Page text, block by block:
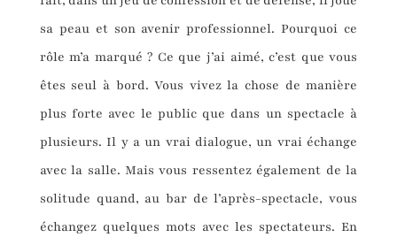
sa peau et son avenir professionnel. Pourquoi ce
rôle m’a marqué ? Ce que j’ai aimé, c’est que vous
êtes seul à bord. Vous vivez la chose de manière
plus forte avec le public que dans un spectacle à
plusieurs. Il y a un vrai dialogue, un vrai échange
avec la salle. Mais vous ressentez également de la
solitude quand, au bar de l’après-spectacle, vous
échangez quelques mots avec les spectateurs. En